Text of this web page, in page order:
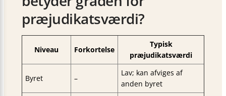
præjudikatsværdi?
Niveau Forkortelse
Typisk
præjudikatsværdi
Byret –
Lav; kan afviges af
anden byret